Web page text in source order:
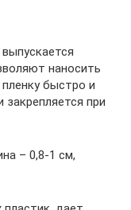
наносить
быстро и
закрепляется при
– 0,8-1 см,